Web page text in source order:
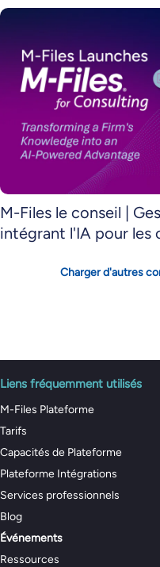
M-Files le conseil |
intégrant l'IA pour les
Charger d'autres
Liens fréquemment utilisés
M-Files Plateforme
Tarifs
Capacités de Plateforme
Plateforme Intégrations
Services professionnels
Blog
Événements
Ressources